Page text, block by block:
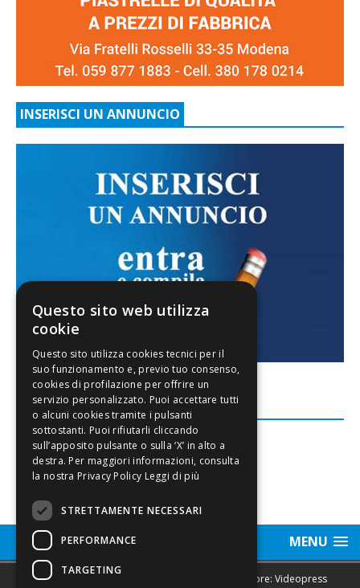
INSERISCI UN ANNUNCIO
FACEBOOK
MENU
Sede legale, Redazione, pubblicità e annunci Editore: Videopress
Questo sito web utilizza
cookie
Leggi di più
STRETTAMENTE NECESSARI
PERFORMANCE
TARGETING